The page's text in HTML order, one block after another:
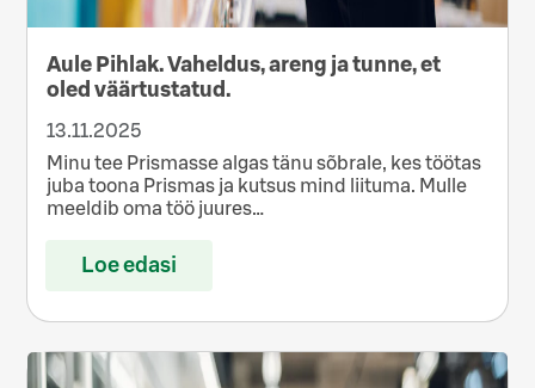
Aule Pihlak. Vaheldus, areng ja tunne, et
oled väärtustatud.
13.11.2025
Minu tee Prismasse algas tänu sõbrale, kes töötas
juba toona Prismas ja kutsus mind liituma. Mulle
meeldib oma töö juures…
Loe edasi